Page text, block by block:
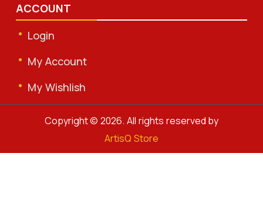
ACCOUNT
Login
My Account
My Wishlish
Copyright © 2026. All rights reserved by
ArtisQ Store